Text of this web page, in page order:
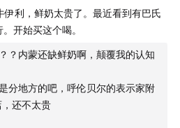
国奶价高居不下背后的原因，全
个国家？
的奶瓶子：500万人口1000万
制品供应链中的地位和优势
齐放，创新产品金三角大家怎
增加了灌溉负担。因为这些动物福利
植物奶，当然生活方式选择得量力
制品，但是在了解这些实际问题后，
牛奶产业从天堂回到现实，我觉得对
，都是很重要和有启发性的。ps.学校
中心。
伊利，鲜奶太贵了。最近看到有巴氏
开始买这个喝。
？内蒙还缺鲜奶啊，颠覆我的认知
分地方的吧，呼伦贝尔的表示家附
还不太贵